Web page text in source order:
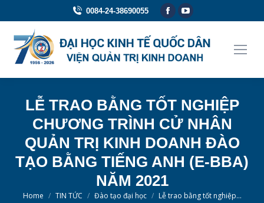
0084-24-38690055
Facebook
opens
in
YouTube
opens
in
LỄ TRAO BẰNG TỐT NGHIỆP
CHƯƠNG TRÌNH CỬ NHÂN
QUẢN TRỊ KINH DOANH ĐÀO
TẠO BẰNG TIẾNG ANH (E-BBA)
NĂM 2021
You are here:
Home TIN TỨC Đào tạo đại học Lễ trao bằng tốt nghiệp…